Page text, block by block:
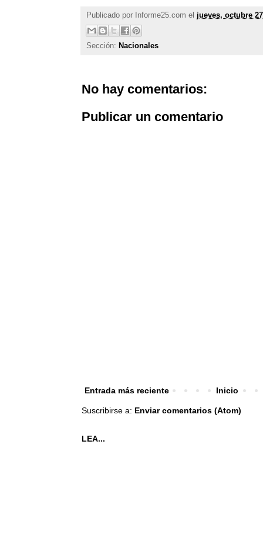
Publicado por Informe25.com el jueves, octubre
Sección: Nacionales
No hay comentarios:
Publicar un comentario
Entrada más reciente Inicio
Suscribirse a: Enviar comentarios (Atom)
LEA...